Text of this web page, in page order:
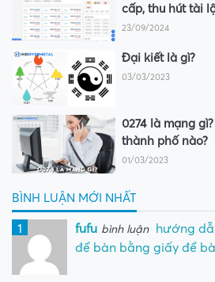
cấp, thu hút tài
23/09/2024
Đại kiết là gì?
03/03/2023
0274 là mạng
thành phố nào?
01/03/2023
BÌNH LUẬN MỚI NHẤT
1 fufu bình luận
hướng
để bàn bằng giấy để